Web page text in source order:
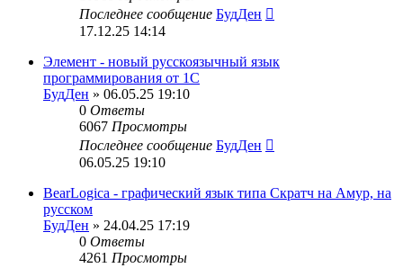
Последнее сообщение БудДен
17.12.25 14:14
Элемент - новый русскоязычный язык
программирования от 1С
БудДен » 06.05.25 19:10
0 Ответы
6067 Просмотры
Последнее сообщение БудДен
06.05.25 19:10
BearLogica - графический язык типа Скратч на Амур, на
русском
БудДен » 24.04.25 17:19
0 Ответы
4261 Просмотры